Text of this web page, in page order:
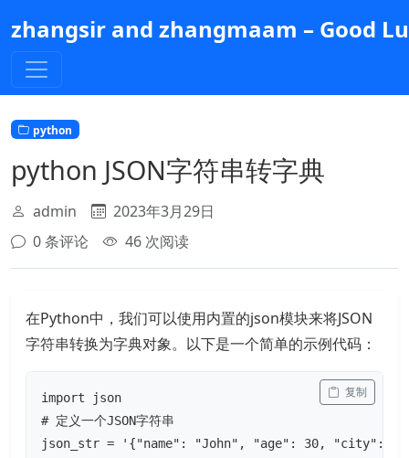
到
主
内
容
zhangsir and zhangmaam – Good
python
python JSON字符串转字典
admin
2023年3月29日
0 条评论
46 次阅读
在Python中，我们可以使用内置的json模块来将JSON
字符串转换为字典对象。以下是一个简单的示例代码：
import json
# 定义一个JSON字符串
json_str = '{"name": "John", "age": 30, "city":
复制